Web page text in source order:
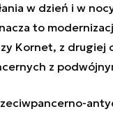
w dzień i w
to
Kornet, z drugiej
z